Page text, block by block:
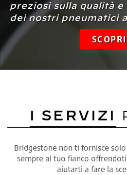
preziosi sulla qualità
dei nostri pneumatici
SCOPRI
I SERVIZI
Bridgestone non ti fornisce
sempre al tuo fianco
aiutarti a fare la